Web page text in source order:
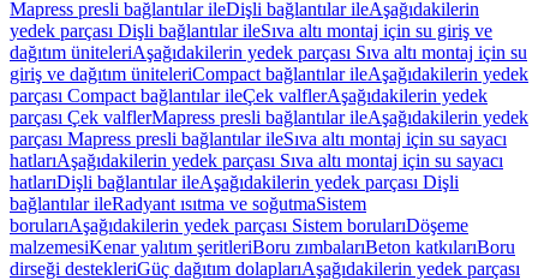
Mapress presli bağlantılar ileDişli bağlantılar ileAşağıdakilerin
yedek parçası Dişli bağlantılar ileSıva altı montaj için su giriş ve
dağıtım üniteleriAşağıdakilerin yedek parçası Sıva altı montaj için su
giriş ve dağıtım üniteleriCompact bağlantılar ileAşağıdakilerin yedek
parçası Compact bağlantılar ileÇek valflerAşağıdakilerin yedek
parçası Çek valflerMapress presli bağlantılar ileAşağıdakilerin yedek
parçası Mapress presli bağlantılar ileSıva altı montaj için su sayacı
hatlarıAşağıdakilerin yedek parçası Sıva altı montaj için su sayacı
hatlarıDişli bağlantılar ileAşağıdakilerin yedek parçası Dişli
bağlantılar ileRadyant ısıtma ve soğutmaSistem
borularıAşağıdakilerin yedek parçası Sistem borularıDöşeme
malzemesiKenar yalıtım şeritleriBoru zımbalarıBeton katkılarıBoru
dirseği destekleriGüç dağıtım dolaplarıAşağıdakilerin yedek parçası